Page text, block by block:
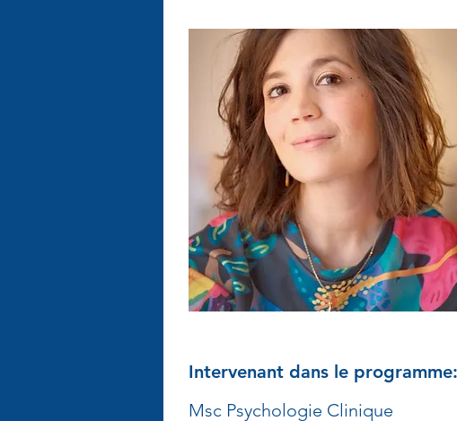
Intervenant dans le programme:
Msc Psychologie Clinique